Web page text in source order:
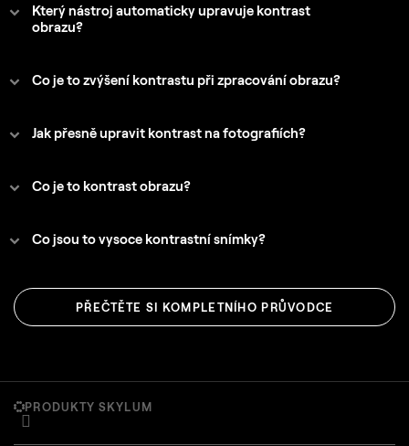
Který nástroj automaticky upravuje kontrast
obrazu?
Co je to zvýšení kontrastu při zpracování obrazu?
Jak přesně upravit kontrast na fotografiích?
Co je to kontrast obrazu?
Co jsou to vysoce kontrastní snímky?
PŘEČTĚTE SI KOMPLETNÍHO PRŮVODCE
PRODUKTY SKYLUM